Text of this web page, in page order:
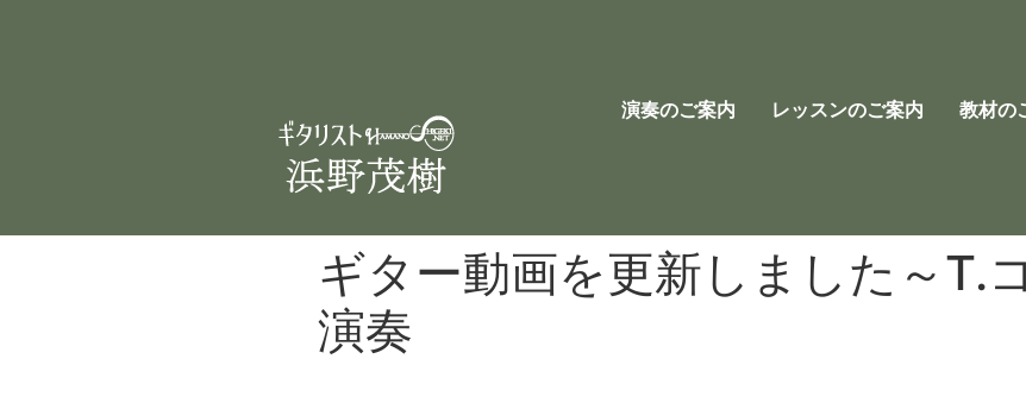
演奏のご案内 レッスンのご案内 教材の
ギター動画を更新しました～T.
演奏